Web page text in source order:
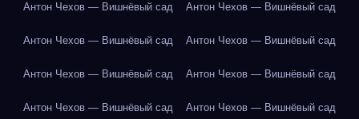
Антон Чехов — Вишнёвый сад Антон Чехов — Вишнёвый сад
Антон Чехов — Вишнёвый сад Антон Чехов — Вишнёвый сад
Антон Чехов — Вишнёвый сад Антон Чехов — Вишнёвый сад
Антон Чехов — Вишнёвый сад Антон Чехов — Вишнёвый сад